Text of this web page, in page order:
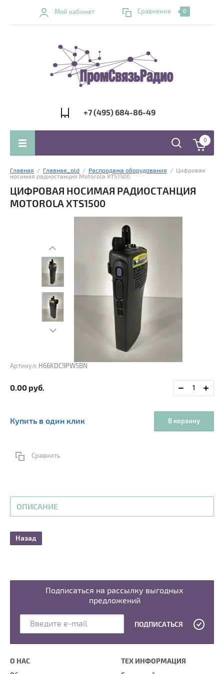
Мой кабинет Сравнение 0
+7 (495) 684-86-49
0
Главная
  /
Главная_old
  /
Распродажа оборудования
  /  Цифровая
носимая радиостанция Motorola XTS1500
ЦИФРОВАЯ НОСИМАЯ РАДИОСТАНЦИЯ
MOTOROLA XTS1500
Артикул: H66KDC9PW5BN
0.00 руб.
Купить в один клик В корзину
Сравнить
ОПИСАНИЕ
Назад
Подписаться на рассылку выгодных
предложений
ПОДПИСАТЬСЯ
О НАС ТЕХ ИНФОРМАЦИЯ